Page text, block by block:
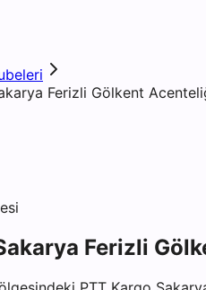
Ferizli Gölkent
Ferizli